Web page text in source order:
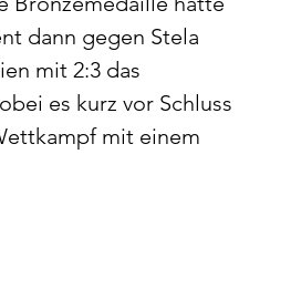
dann gegen Stela
mit 2:3 das
es kurz vor Schluss
mit einem